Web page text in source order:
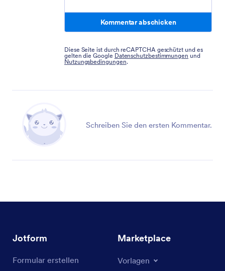
Kommentar abschicken
Diese Seite ist durch reCAPTCHA geschützt und es
gelten die Google Datenschutzbestimmungen und
Nutzungsbedingungen.
Schreiben Sie den ersten Kommentar.
Jotform
Formular erstellen
Marketplace
Vorlagen